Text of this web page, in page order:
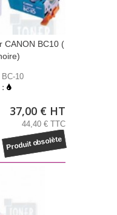
CANON BC10 (
BC-10
:
37,00 € HT
44,40 € TTC
Produit obsolète